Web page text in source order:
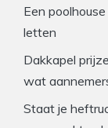
Een
letten
Dakkapel
wat
Staat je